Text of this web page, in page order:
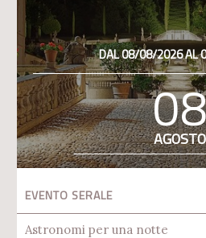
DAL 08/08/2026 AL
AGOSTO
EVENTO SERALE
Astronomi per una notte